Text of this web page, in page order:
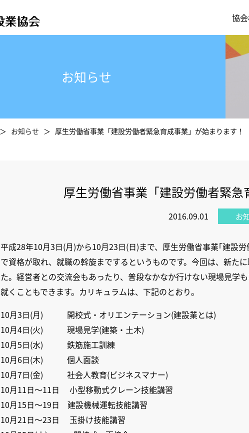
協
お知らせ
お知らせ 厚生労働省事業「建設労働者緊急育成事業」が始まります！
厚生労働省事業「建設労働者緊急
2016.09.01 お
平成28年10月3日(月)から10月23日(日)まで、厚生労働省事業｢建設
で資格が取れ、就職の斡旋までするというものです。今回は、新た
た。経営者との交流会もあったり、普段なかなか行けない現場見学
就くこともできます。カリキュラムは、下記のとおり。
10月3日(月) 開校式・オリエンテーション(建設業とは)
10月4日(火) 現場見学(建築・土木)
10月5日(水) 鉄筋施工訓練
10月6日(木) 個人面談
10月7日(金) 社会人教育(ビジネスマナー)
10月11日～11日 小型移動式クレーン技能講習
10月15日～19日 建設機械運転技能講習
10月21日～23日 玉掛け技能講習